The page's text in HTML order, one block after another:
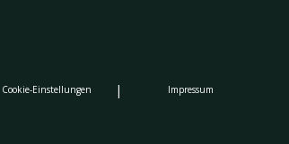
Cookie-Einstellungen | Impressum